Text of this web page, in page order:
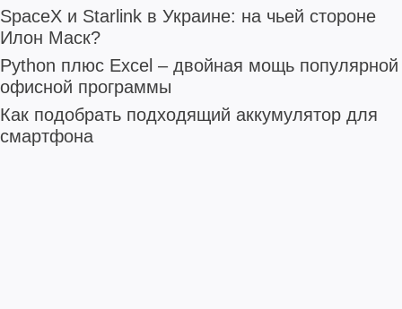
SpaceX и Starlink в Украине: на чьей стороне
Илон Маск?
Python плюс Excel – двойная мощь популярной
офисной программы
Как подобрать подходящий аккумулятор для
смартфона